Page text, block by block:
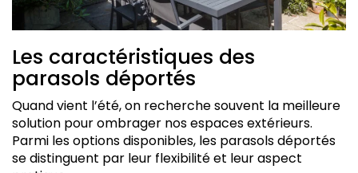
Les caractéristiques des
parasols déportés
Quand vient l’été, on recherche souvent la meilleure
solution pour ombrager nos espaces extérieurs.
Parmi les options disponibles, les parasols déportés
se distinguent par leur flexibilité et leur aspect